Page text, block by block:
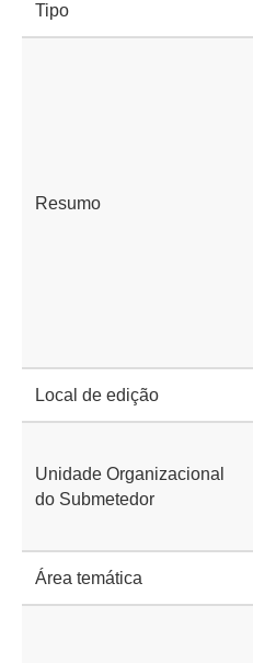
Tipo
Resumo
Local de edição
Unidade Organizacional
do Submetedor
Área temática